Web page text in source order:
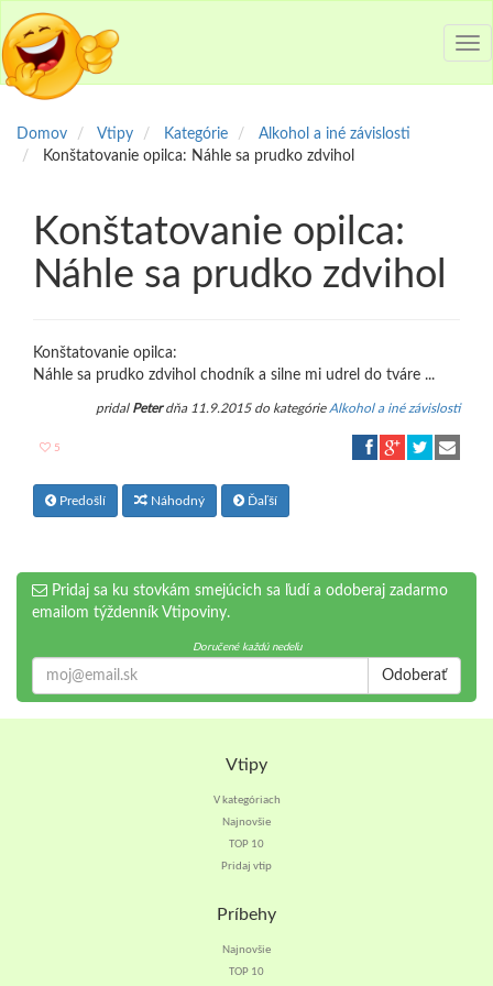
Domov Vtipy Kategórie
Alkohol a iné závislosti
Konštatovanie opilca: Náhle sa prudko zdvihol
Konštatovanie opilca:
Náhle sa prudko zdvihol
Konštatovanie opilca:
Náhle sa prudko zdvihol chodník a silne mi udrel do tváre ...
pridal Peterdňa 11.9.2015 do kategórie Alkohol a iné závislosti
5
Predošlí Náhodný Ďaľší
Pridaj sa ku stovkám smejúcich sa ľudí a odoberaj zadarmo
emailom týždenník Vtipoviny.
Doručené každú nedeľu
Odoberať
Vtipy
V kategóriach
Najnovšie
TOP 10
Pridaj vtip
Príbehy
Najnovšie
TOP 10